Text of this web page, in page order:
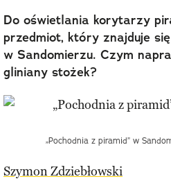
Do oświetlania korytarzy
przedmiot, który znajduje
w Sandomierzu. Czym
gliniany stożek?
„Pochodnia z piramid” w
Szymon Zdziebłowski